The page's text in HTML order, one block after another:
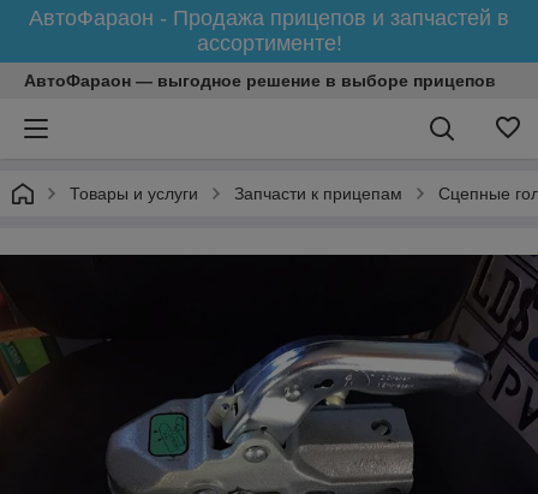
АвтоФараон - Продажа прицепов и запчастей в
ассортименте!
АвтоФараон — выгодное решение в выборе прицепов
Товары и услуги Запчасти к прицепам Сцепные